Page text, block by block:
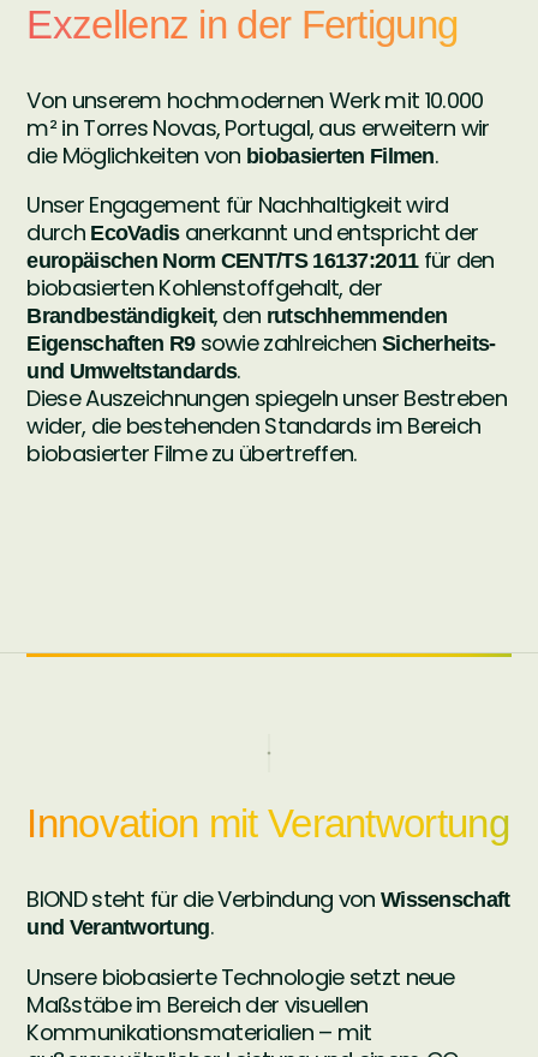
Exzellenz in der Fertigung
Von unserem hochmodernen Werk mit 10.000
m² in Torres Novas, Portugal, aus erweitern wir
die Möglichkeiten von biobasierten Filmen.
Unser Engagement für Nachhaltigkeit wird
durch EcoVadisanerkannt und entspricht der
europäischen Norm CENT/TS 16137:2011für den
biobasierten Kohlenstoffgehalt, der
Brandbeständigkeit, den rutschhemmenden
Eigenschaften R9sowie zahlreichen Sicherheits-
und Umweltstandards.
Diese Auszeichnungen spiegeln unser Bestreben
wider, die bestehenden Standards im Bereich
biobasierter Filme zu übertreffen.
Innovation mit Verantwortung
BIOND steht für die Verbindung von Wissenschaft
und Verantwortung.
Unsere biobasierte Technologie setzt neue
Maßstäbe im Bereich der visuellen
Kommunikationsmaterialien – mit